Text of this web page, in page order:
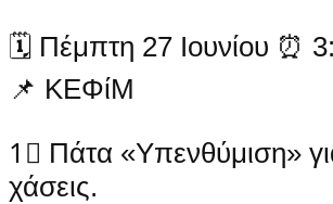
🗓 Πέμπτη 27 Ιουνίου ⏰
📌 ΚΕΦίΜ
1⃣ Πάτα «Υπενθύμιση»
χάσεις.